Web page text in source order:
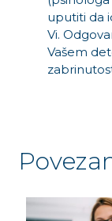
uputiti da
Vi.
Vašem